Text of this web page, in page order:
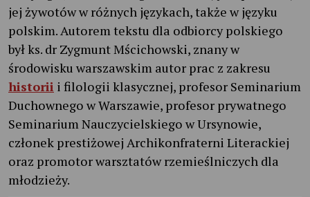
jej żywotów w różnych językach, także w języku
polskim. Autorem tekstu dla odbiorcy polskiego
był ks. dr Zygmunt Mścichowski, znany w
środowisku warszawskim autor prac z zakresu
historii i filologii klasycznej, profesor Seminarium
Duchownego w Warszawie, profesor prywatnego
Seminarium Nauczycielskiego w Ursynowie,
członek prestiżowej Archikonfraterni Literackiej
oraz promotor warsztatów rzemieślniczych dla
młodzieży.